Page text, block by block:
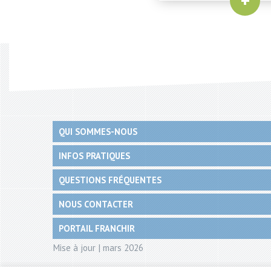
QUI SOMMES-NOUS
INFOS PRATIQUES
QUESTIONS FRÉQUENTES
NOUS CONTACTER
PORTAIL FRANCHIR
Mise à jour | mars 2026